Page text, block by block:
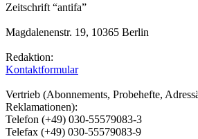
Zeitschrift “antifa”
Magdalenenstr. 19, 10365 Berlin
Redaktion:
Kontaktformular
Vertrieb (Abonnements, Probehefte,
Reklamationen):
Telefon (+49) 030-55579083-3
Telefax (+49) 030-55579083-9